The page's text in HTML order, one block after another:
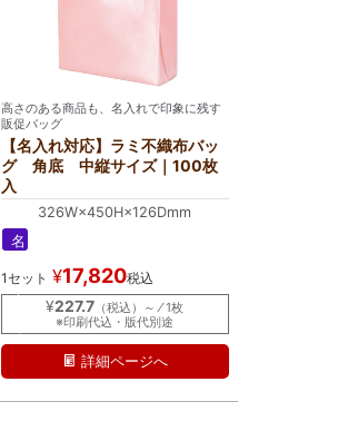
高さのある商品も、名入れで印象に残す
販促バッグ
【名入れ対応】ラミ不織布バッ
グ 角底 中縦サイズ｜100枚
入
326W×450H×126Dmm
名
れ
｜
ミ
1セット ¥17,820税込
¥227.7 （税込）～ ⁄ 1枚
※印刷代込・版代別途
詳細ページへ